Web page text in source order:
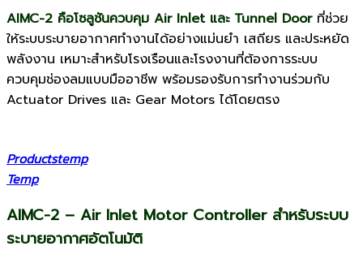
AIMC-2 คือโซลูชันควบคุม Air Inlet และ Tunnel Door ที่ช่วย
ให้ระบบระบายอากาศทำงานได้อย่างแม่นยำ เสถียร และประหยัด
พลังงาน เหมาะสำหรับโรงเรือนและโรงงานที่ต้องการระบบ
ควบคุมช่องลมแบบมืออาชีพ พร้อมรองรับการทำงานร่วมกับ
Actuator Drives และ Gear Motors ได้โดยตรง
Productstemp
Temp
AIMC-2 – Air Inlet Motor Controller สำหรับระบบ
ระบายอากาศอัตโนมัติ